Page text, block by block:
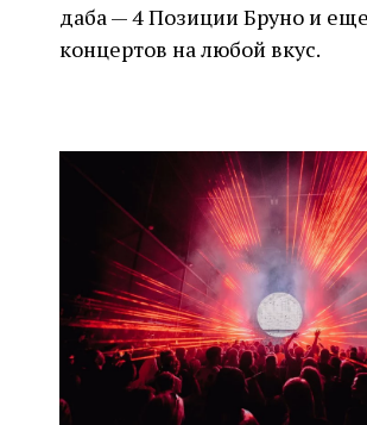
даба — 4 Позиции Бруно и
концертов на любой вкус.